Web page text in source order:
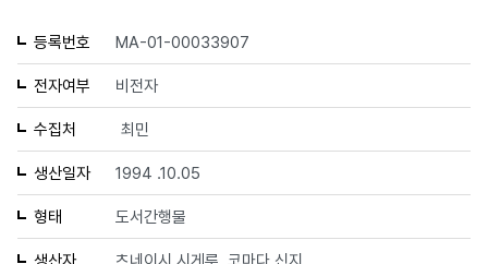
등록번호 MA-01-00033907
전자여부 비전자
수집처 최민
생산일자 1994 .10.05
형태 도서간행물